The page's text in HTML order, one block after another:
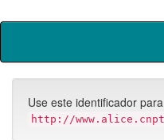
Skip
Use este identificador
http://